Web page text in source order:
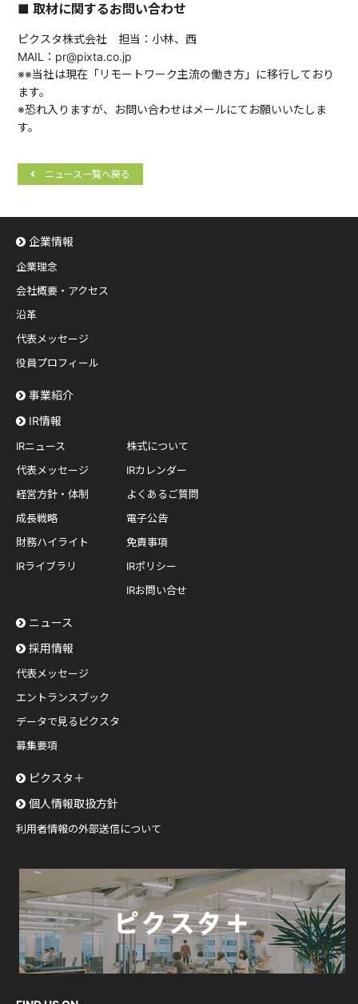
■ 取材に関するお問い合わせ
ピクスタ株式会社 担当：小林、西
MAIL：pr@pixta.co.jp
※※当社は現在「リモートワーク主流の働き方」に移行しており
ます。
※恐れ入りますが、お問い合わせはメールにてお願いいたしま
す。
ニュース一覧へ戻る
企業情報
企業理念
会社概要・アクセス
沿革
代表メッセージ
役員プロフィール
事業紹介
IR情報
IRニュース
代表メッセージ
経営方針・体制
成長戦略
財務ハイライト
IRライブラリ
株式について
IRカレンダー
よくあるご質問
電子公告
免責事項
IRポリシー
IRお問い合せ
ニュース
採用情報
代表メッセージ
エントランスブック
データで見るピクスタ
募集要項
ピクスタ＋
個人情報取扱方針
利用者情報の外部送信について